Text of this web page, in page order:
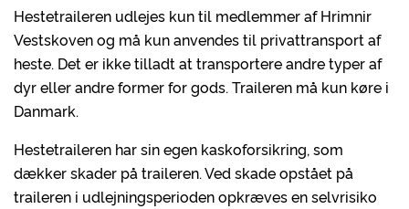
Hestetraileren udlejes kun til medlemmer af Hrimnir
Vestskoven og må kun anvendes til privattransport af
heste. Det er ikke tilladt at transportere andre typer af
dyr eller andre former for gods. Traileren må kun køre i
Danmark.
Hestetraileren har sin egen kaskoforsikring, som
dækker skader på traileren. Ved skade opstået på
traileren i udlejningsperioden opkræves en selvrisiko